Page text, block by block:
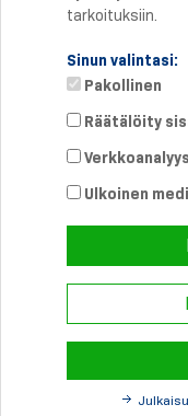
Suora yhteys
Puhelin: +358 46 8757704
© 2026 Schmersal
tarkoituksiin.
Sinun valintasi:
Pakollinen
Räätälöity
Ulkoinen